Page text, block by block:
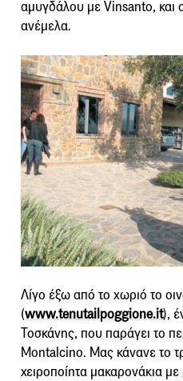
αμυγδάλου με Vinsanto, και
ανέμελα.
Λίγο έξω από το χωριό το
(www.tenutailpoggione.it),
Τοσκάνης, που παράγει το
Μontalcino. Μας κάνανε το
χειροποίητα μακαρονάκια